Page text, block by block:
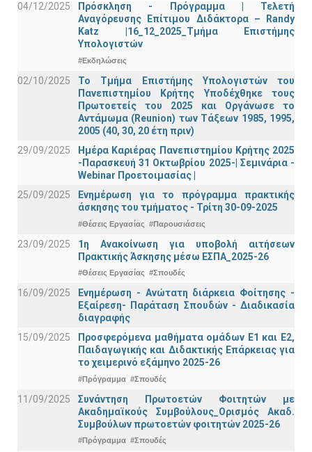
04/12/2025
Πρόσκληση - Πρόγραμμα | Τελετή
Αναγόρευσης Επίτιμου Διδάκτορα – Randy
Katz |16_12_2025_Τμήμα Επιστήμης
Υπολογιστών
#Εκδηλώσεις
02/10/2025
Το Τμήμα Επιστήμης Υπολογιστών του
Πανεπιστημίου Κρήτης Υποδέχθηκε τους
Πρωτοετείς του 2025 και Οργάνωσε το
Αντάμωμα (Reunion) των Τάξεων 1985, 1995,
2005 (40, 30, 20 έτη πριν)
29/09/2025
Ημέρα Καριέρας Πανεπιστημίου Κρήτης 2025
-Παρασκευή 31 Οκτωβρίου 2025-| Σεμινάρια -
Webinar Προετοιμασίας |
25/09/2025
Ενημέρωση για το πρόγραμμα πρακτικής
άσκησης του τμήματος - Τρίτη 30-09-2025
#Θέσεις Εργασίας #Παρουσιάσεις
23/09/2025
1η Ανακοίνωση για υποβολή αιτήσεων
Πρακτικής Άσκησης μέσω ΕΣΠΑ_2025-26
#Θέσεις Εργασίας #Σπουδές
16/09/2025
Ενημέρωση - Ανώτατη διάρκεια Φοίτησης -
Εξαίρεση- Παράταση Σπουδών - Διαδικασία
διαγραφής
15/09/2025
Προσφερόμενα μαθήματα ομάδων Ε1 και Ε2,
Παιδαγωγικής και Διδακτικής Επάρκειας για
το χειμερινό εξάμηνο 2025-26
#Πρόγραμμα #Σπουδές
11/09/2025
Συνάντηση Πρωτοετών Φοιτητών με
Ακαδημαϊκούς Συμβούλους_Ορισμός Ακαδ.
Συμβούλων πρωτοετών φοιτητών 2025-26
#Πρόγραμμα #Σπουδές